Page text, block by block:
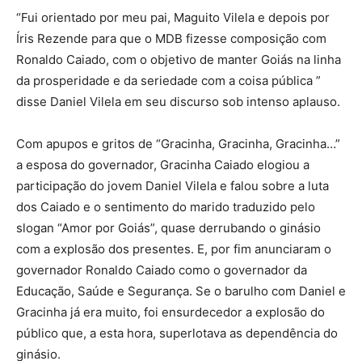
“Fui orientado por meu pai, Maguito Vilela e depois por
Íris Rezende para que o MDB fizesse composição com
Ronaldo Caiado, com o objetivo de manter Goiás na linha
da prosperidade e da seriedade com a coisa pública ”
disse Daniel Vilela em seu discurso sob intenso aplauso.
Com apupos e gritos de “Gracinha, Gracinha, Gracinha…”
a esposa do governador, Gracinha Caiado elogiou a
participação do jovem Daniel Vilela e falou sobre a luta
dos Caiado e o sentimento do marido traduzido pelo
slogan “Amor por Goiás”, quase derrubando o ginásio
com a explosão dos presentes. E, por fim anunciaram o
governador Ronaldo Caiado como o governador da
Educação, Saúde e Segurança. Se o barulho com Daniel e
Gracinha já era muito, foi ensurdecedor a explosão do
público que, a esta hora, superlotava as dependência do
ginásio.